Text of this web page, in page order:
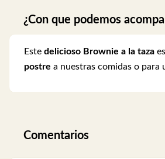
¿Con que podemos
Este delicioso Brownie a la taza
postre a nuestras comidas o para
Comentarios